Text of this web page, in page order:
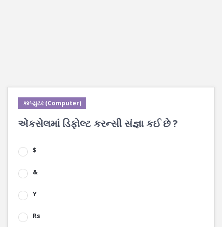
કમ્પ્યુટર (Computer)
એકસેલમાં ડિફોલ્ટ કરન્સી સંજ્ઞા કઈ છે ?
$
&
Y
Rs